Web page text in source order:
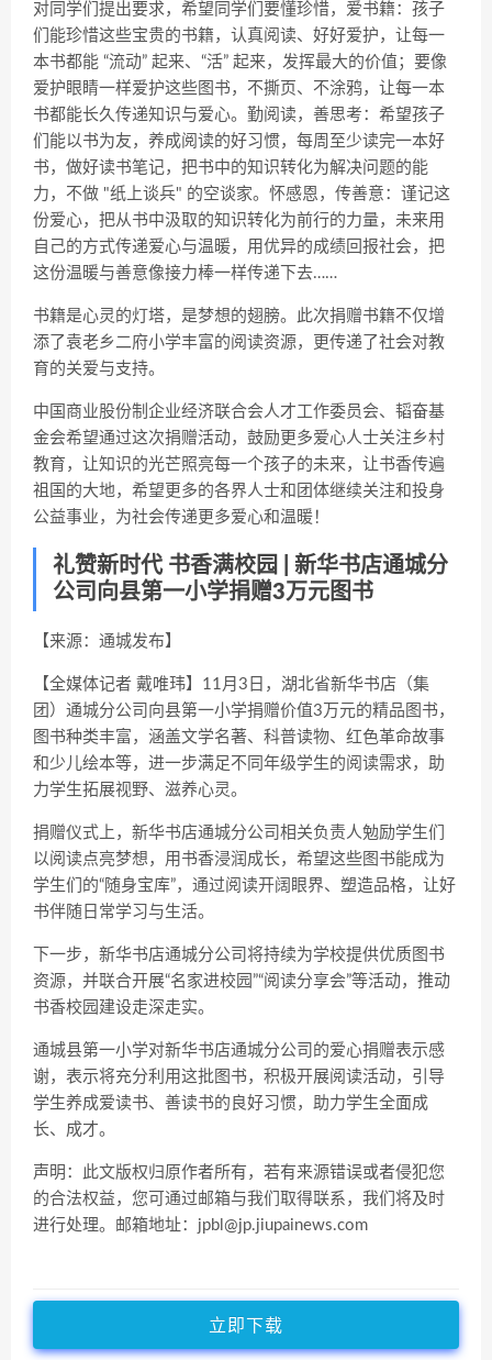
对同学们提出要求，希望同学们要懂珍惜，爱书籍：孩子
们能珍惜这些宝贵的书籍，认真阅读、好好爱护，让每一
本书都能 “流动” 起来、“活” 起来，发挥最大的价值；要像
爱护眼睛一样爱护这些图书，不撕页、不涂鸦，让每一本
书都能长久传递知识与爱心。勤阅读，善思考：希望孩子
们能以书为友，养成阅读的好习惯，每周至少读完一本好
书，做好读书笔记，把书中的知识转化为解决问题的能
力，不做 "纸上谈兵" 的空谈家。怀感恩，传善意：谨记这
份爱心，把从书中汲取的知识转化为前行的力量，未来用
自己的方式传递爱心与温暖，用优异的成绩回报社会，把
这份温暖与善意像接力棒一样传递下去……
书籍是心灵的灯塔，是梦想的翅膀。此次捐赠书籍不仅增
添了袁老乡二府小学丰富的阅读资源，更传递了社会对教
育的关爱与支持。
中国商业股份制企业经济联合会人才工作委员会、韬奋基
金会希望通过这次捐赠活动，鼓励更多爱心人士关注乡村
教育，让知识的光芒照亮每一个孩子的未来，让书香传遍
祖国的大地，希望更多的各界人士和团体继续关注和投身
公益事业，为社会传递更多爱心和温暖！
礼赞新时代 书香满校园 | 新华书店通城分
公司向县第一小学捐赠3万元图书
【来源：通城发布】
【全媒体记者 戴唯玮】11月3日，湖北省新华书店（集
团）通城分公司向县第一小学捐赠价值3万元的精品图书，
图书种类丰富，涵盖文学名著、科普读物、红色革命故事
和少儿绘本等，进一步满足不同年级学生的阅读需求，助
力学生拓展视野、滋养心灵。
捐赠仪式上，新华书店通城分公司相关负责人勉励学生们
以阅读点亮梦想，用书香浸润成长，希望这些图书能成为
学生们的“随身宝库”，通过阅读开阔眼界、塑造品格，让好
书伴随日常学习与生活。
下一步，新华书店通城分公司将持续为学校提供优质图书
资源，并联合开展“名家进校园”“阅读分享会”等活动，推动
书香校园建设走深走实。
通城县第一小学对新华书店通城分公司的爱心捐赠表示感
谢，表示将充分利用这批图书，积极开展阅读活动，引导
学生养成爱读书、善读书的良好习惯，助力学生全面成
长、成才。
声明：此文版权归原作者所有，若有来源错误或者侵犯您
的合法权益，您可通过邮箱与我们取得联系，我们将及时
进行处理。邮箱地址：jpbl@jp.jiupainews.com
立即下载